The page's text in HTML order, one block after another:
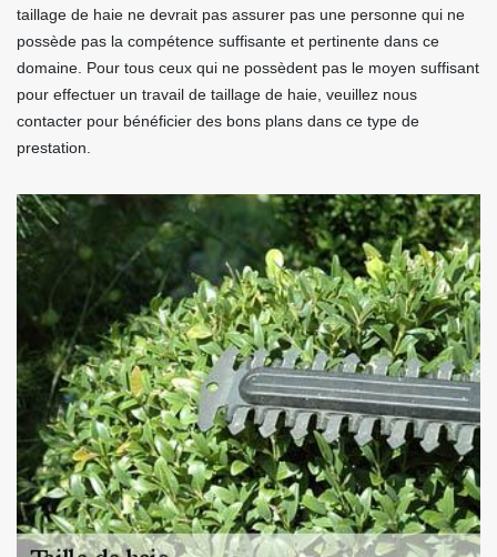
taillage de haie ne devrait pas assurer pas une personne qui ne
possède pas la compétence suffisante et pertinente dans ce
domaine. Pour tous ceux qui ne possèdent pas le moyen suffisant
pour effectuer un travail de taillage de haie, veuillez nous
contacter pour bénéficier des bons plans dans ce type de
prestation.